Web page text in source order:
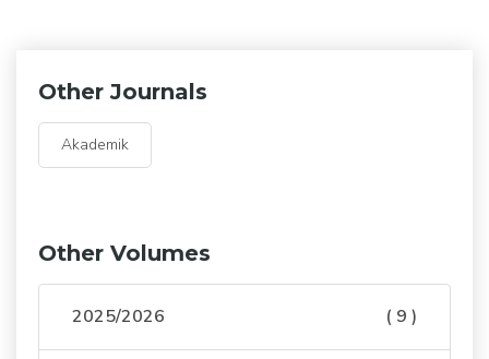
Other Journals
Akademik
Other Volumes
2025/2026 ( 9 )